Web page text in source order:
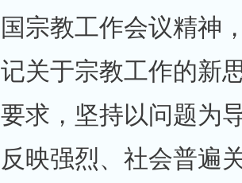
宗教工作会议精神
关于宗教工作的新
求，坚持以问题为
映强烈、社会普遍